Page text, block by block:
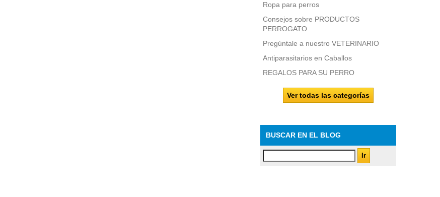
Ropa para perros
Consejos sobre PRODUCTOS
PERROGATO
Pregúntale a nuestro VETERINARIO
Antiparasitarios en Caballos
REGALOS PARA SU PERRO
Ver todas las categorías
BUSCAR EN EL BLOG